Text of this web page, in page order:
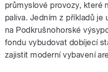
průmyslové provozy, které
paliva. Jedním z příkladů
na Podkrušnohorské
fondu vybudovat dobíjecí
zajistit moderní vybavení